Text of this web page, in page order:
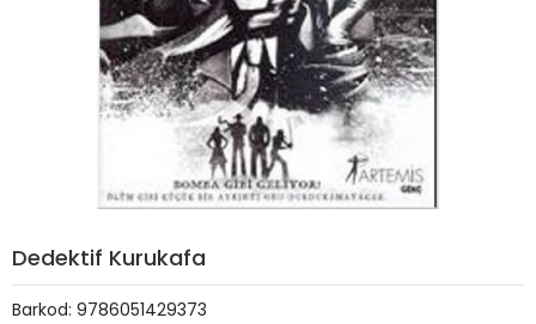
Dedektif Kurukafa
Barkod: 9786051429373